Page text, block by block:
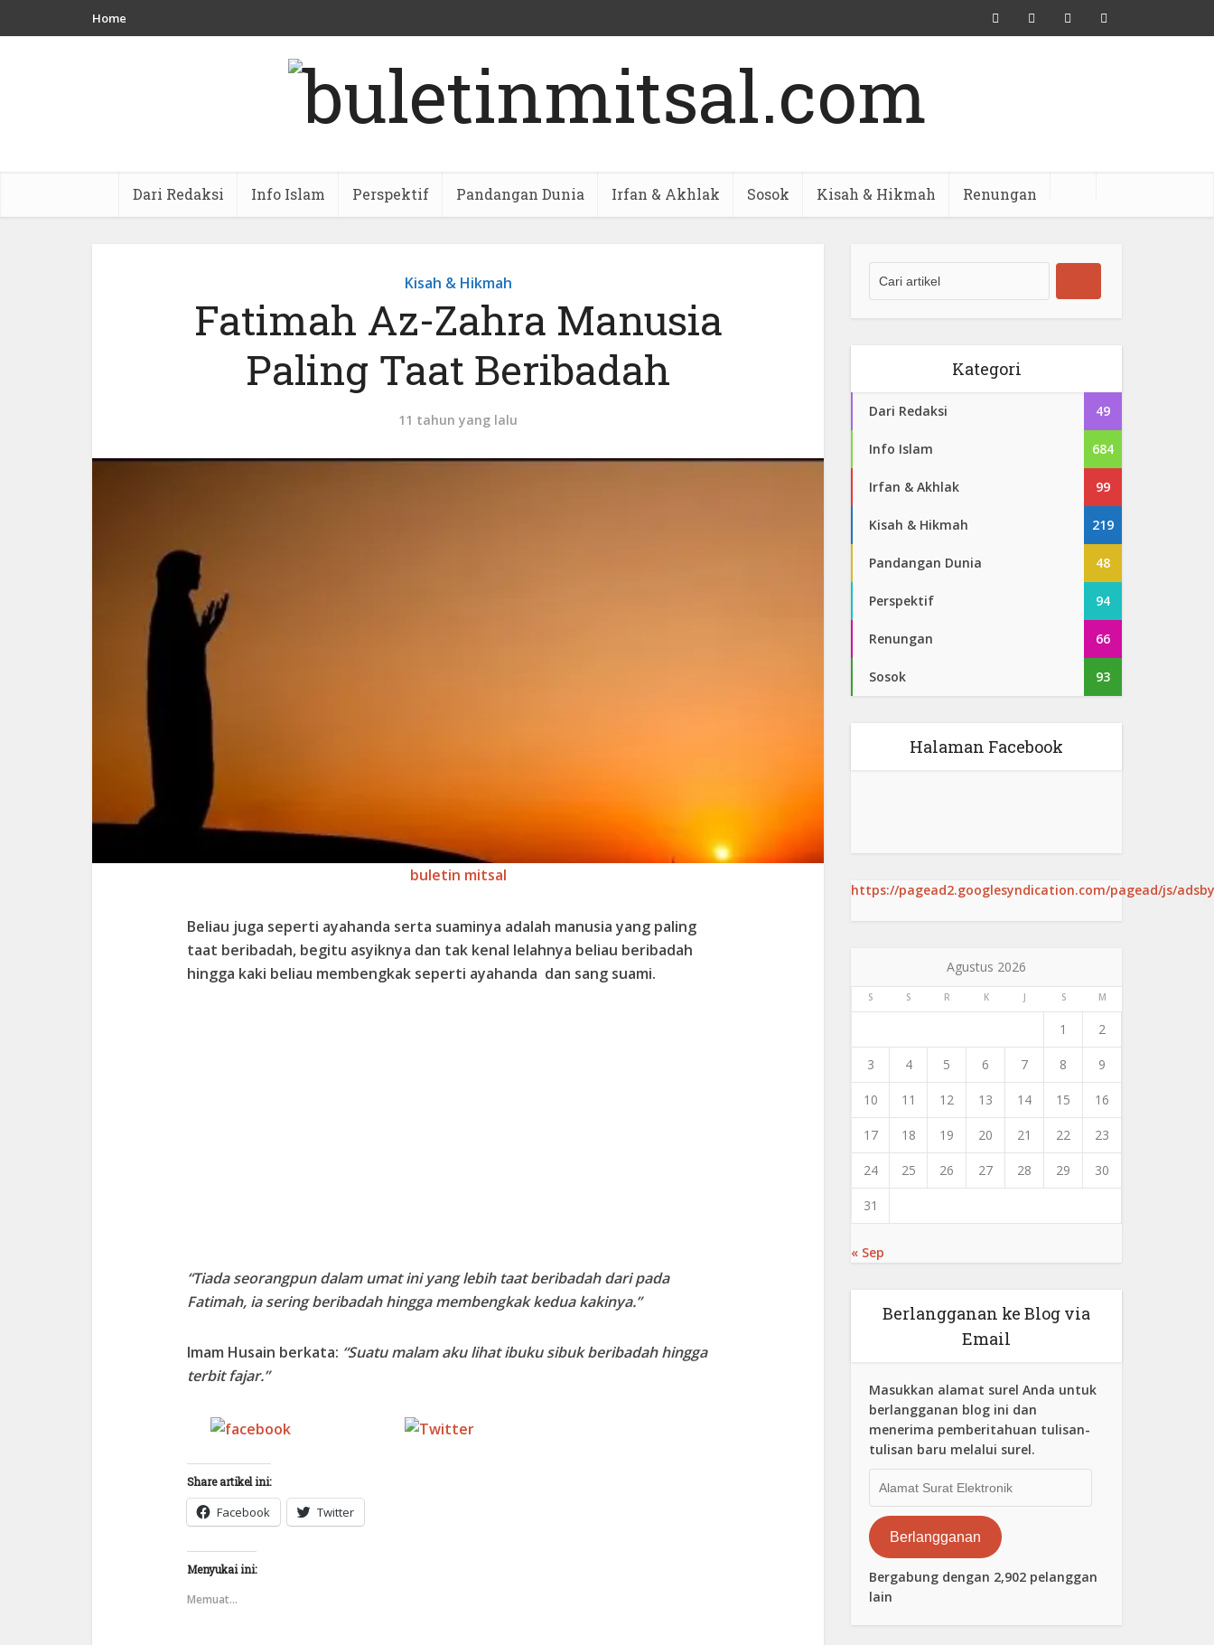
Home
Dari Redaksi Info Islam Perspektif Pandangan Dunia Irfan & Akhlak Sosok Kisah & Hikmah Renungan
Kisah & Hikmah
Fatimah Az-Zahra Manusia
Paling Taat Beribadah
11 tahun yang lalu
buletin mitsal
Beliau juga seperti ayahanda serta suaminya adalah manusia yang paling
taat beribadah, begitu asyiknya dan tak kenal lelahnya beliau beribadah
hingga kaki beliau membengkak seperti ayahanda dan sang suami.
“Tiada seorangpun dalam umat ini yang lebih taat beribadah dari pada
Fatimah, ia sering beribadah hingga membengkak kedua kakinya.”
Imam Husain berkata: “Suatu malam aku lihat ibuku sibuk beribadah hingga
terbit fajar.”
Tweet
Share artikel ini:
Facebook Twitter
Menyukai ini:
Memuat...
Kategori
Dari Redaksi 49
Info Islam 684
Irfan & Akhlak 99
Kisah & Hikmah 219
Pandangan Dunia 48
Perspektif 94
Renungan 66
Sosok 93
Halaman Facebook
https://pagead2.googlesyndication.com/pagead/js/
Agustus 2026
S S R K J S M
1 2
3 4 5 6 7 8 9
10 11 12 13 14 15 16
17 18 19 20 21 22 23
24 25 26 27 28 29 30
31
« Sep
Berlangganan ke Blog via
Email
Masukkan alamat surel Anda untuk
berlangganan blog ini dan
menerima pemberitahuan tulisan-
tulisan baru melalui surel.
Surat
Elektronik
Berlangganan
Bergabung dengan 2,902 pelanggan
lain